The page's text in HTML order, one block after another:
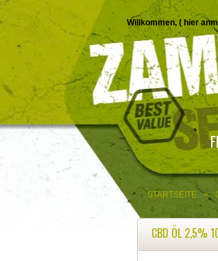
Willkommen, ( hier
STARTSEITE >
CBD ÖL 2,5%